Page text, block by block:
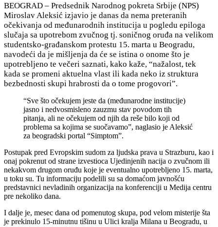
BEOGRAD – Predsednik Narodnog pokreta Srbije (NPS)
Miroslav Aleksić izjavio je danas da nema preteranih
očekivanja od međunarodnih institucija u pogledu epiloga
slučaja sa upotrebom zvučnog tj. soničnog oruđa na velikom
studentsko-građanskom protestu 15. marta u Beogradu,
navodeći da je mišljenja da će se istina o onome što je
upotrebljeno te večeri saznati, kako kaže, “nažalost, tek
kada se promeni aktuelna vlast ili kada neko iz struktura
bezbednosti skupi hrabrosti da o tome progovori”.
“Sve što očekujem jeste da (međunarodne institucije)
jasno i nedvosmisleno zauzmu stav povodom tih
pitanja, ali ne očekujem od njih da reše bilo koji od
problema sa kojima se suočavamo”, naglasio je Aleksić
za beogradski portal “Simptom”.
Postupak pred Evropskim sudom za ljudska prava u Strazburu, kao i
onaj pokrenut od strane izvestioca Ujedinjenih nacija o zvučnom ili
nekakvom drugom oruđu koje je eventualno upotrebljeno 15. marta,
u toku su. Tu informaciju podelili su sa domaćom javnošću
predstavnici nevladinih organizacija na konferenciji u Medija centru
pre nekoliko dana.
I dalje je, mesec dana od pomenutog skupa, pod velom misterije šta
je prekinulo 15-minutnu tišinu u Ulici kralja Milana u Beogradu, u